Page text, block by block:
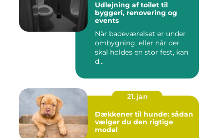
Udlejning af toilet til
byggeri, renovering og
events
Når badeværelset er under
ombygning, eller når der
skal holdes en stor fest, kan
d...
21. jan
Dækkener til hunde: sådan
vælger du den rigtige
model